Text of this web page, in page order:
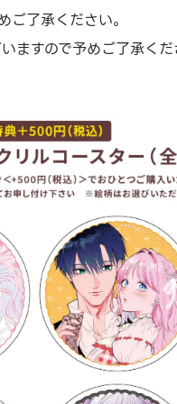
了承ください。
ますので予めご了承く